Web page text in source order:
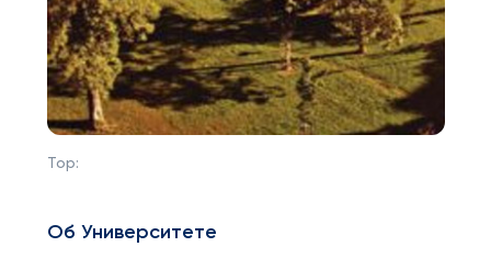
Top:
Об Университете